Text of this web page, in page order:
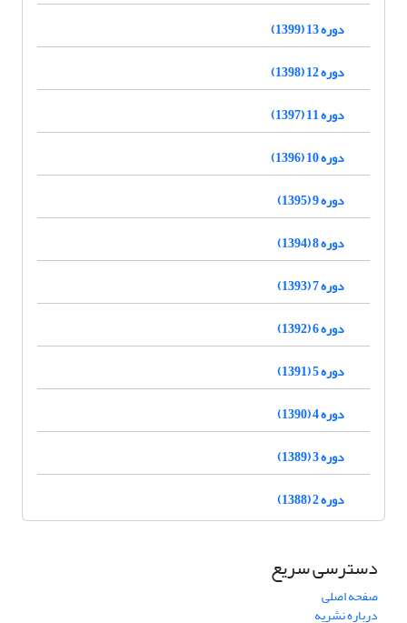
دوره 13 (1399)
دوره 12 (1398)
دوره 11 (1397)
دوره 10 (1396)
دوره 9 (1395)
دوره 8 (1394)
دوره 7 (1393)
دوره 6 (1392)
دوره 5 (1391)
دوره 4 (1390)
دوره 3 (1389)
دوره 2 (1388)
دسترسی سریع
صفحه اصلی
درباره نشریه